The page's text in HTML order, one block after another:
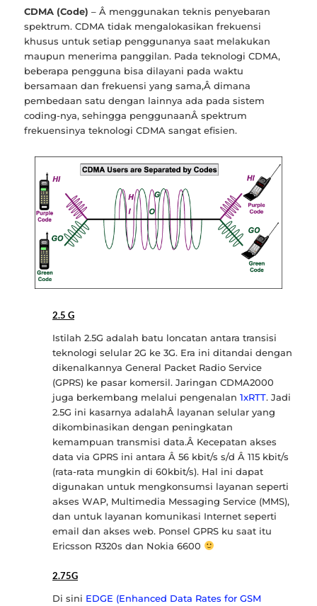
CDMA (Code) – Â menggunakan teknis penyebaran
spektrum. CDMA tidak mengalokasikan frekuensi
khusus untuk setiap penggunanya saat melakukan
maupun menerima panggilan. Pada teknologi CDMA,
beberapa pengguna bisa dilayani pada waktu
bersamaan dan frekuensi yang sama,Â dimana
pembedaan satu dengan lainnya ada pada sistem
coding-nya, sehingga penggunaanÂ spektrum
frekuensinya teknologi CDMA sangat efisien.
2.5 G
Istilah 2.5G adalah batu loncatan antara transisi
teknologi selular 2G ke 3G. Era ini ditandai dengan
dikenalkannya General Packet Radio Service
(GPRS) ke pasar komersil. Jaringan CDMA2000
juga berkembang melalui pengenalan1xRTT. Jadi
2.5G ini kasarnya adalahÂ layanan selular yang
dikombinasikan dengan peningkatan
kemampuan transmisi data.Â Kecepatan akses
data via GPRS ini antara Â 56 kbit/s s/d Â 115 kbit/s
(rata-rata mungkin di 60kbit/s). Hal ini dapat
digunakan untuk mengkonsumsi layanan seperti
akses WAP, Multimedia Messaging Service (MMS),
dan untuk layanan komunikasi Internet seperti
email dan akses web. Ponsel GPRS ku saat itu
Ericsson R320s dan Nokia 6600
2.75G
Di sini EDGE (Enhanced Data Rates for GSM